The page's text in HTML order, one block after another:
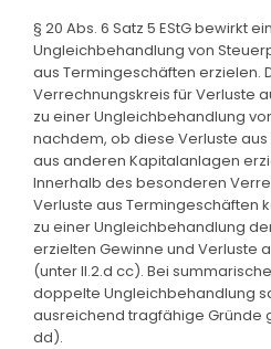
§ 20 Abs. 6 Satz 5 EStG bewirkt
Ungleichbehandlung von
aus Termingeschäften erzielen.
Verrechnungskreis für Verluste
zu einer Ungleichbehandlung
nachdem, ob diese Verluste
aus anderen Kapitalanlagen
Innerhalb des besonderen
Verluste aus Termingeschäften
zu einer Ungleichbehandlung
erzielten Gewinne und Verluste
(unter II.2.d cc). Bei
doppelte Ungleichbehandlung
ausreichend tragfähige Gründe
dd).